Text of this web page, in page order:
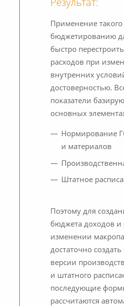
Результат:
Применение такого
бюджетированию
быстро
расходов при
внутренних
достоверностью.
показатели
основных
Нормирование
и материалов
Штатное
Поэтому для
бюджета доходов и
изменении
достаточно
версии
и штатного
последующие
рассчитаются